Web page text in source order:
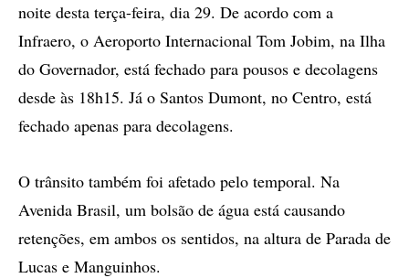
noite desta terça-feira, dia 29. De acordo com a
Infraero, o Aeroporto Internacional Tom Jobim, na Ilha
do Governador, está fechado para pousos e decolagens
desde às 18h15. Já o Santos Dumont, no Centro, está
fechado apenas para decolagens.
O trânsito também foi afetado pelo temporal. Na
Avenida Brasil, um bolsão de água está causando
retenções, em ambos os sentidos, na altura de Parada de
Lucas e Manguinhos.